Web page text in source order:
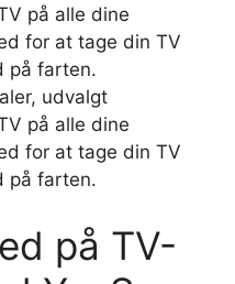
på alle dine
for at tage din TV
på farten.
udvalgt
på alle dine
for at tage din TV
på farten.
på TV-